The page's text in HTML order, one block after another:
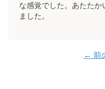
な感覚でした。あたた
ました。
← 前